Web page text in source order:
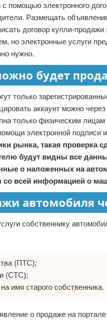
электронного
Размещать
договор купли-
но электронные услуги
нужно.
будет
только
аккаунт можно
только физическим
электронной подписи
рынка, такая проверка
будут видны все
о наложенных на
со всей информацией о
автомобиля
собственнику
(ПТС);
(СТС);
имя старого собственника.
о продаже на